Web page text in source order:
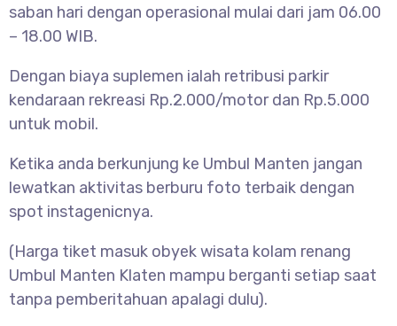
saban hari dengan operasional mulai dari jam 06.00
– 18.00 WIB.
Dengan biaya suplemen ialah retribusi parkir
kendaraan rekreasi Rp.2.000/motor dan Rp.5.000
untuk mobil.
Ketika anda berkunjung ke Umbul Manten jangan
lewatkan aktivitas berburu foto terbaik dengan
spot instagenicnya.
(Harga tiket masuk obyek wisata kolam renang
Umbul Manten Klaten mampu berganti setiap saat
tanpa pemberitahuan apalagi dulu).